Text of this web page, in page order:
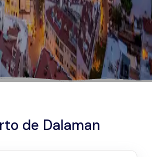
de Dalaman